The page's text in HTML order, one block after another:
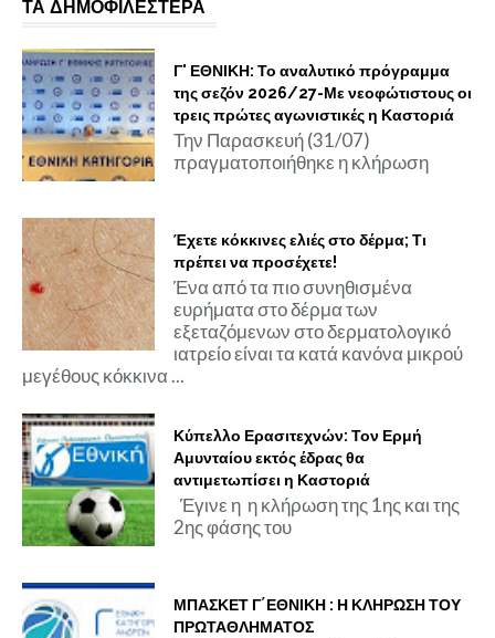
ΤΑ ΔΗΜΟΦΙΛΕΣΤΕΡΑ
Γ' ΕΘΝΙΚΗ: Το αναλυτικό πρόγραμμα
της σεζόν 2026/27-Με νεοφώτιστους οι
τρεις πρώτες αγωνιστικές η Καστοριά
Την Παρασκευή (31/07)
πραγματοποιήθηκε η κλήρωση
Έχετε κόκκινες ελιές στο δέρμα; Τι
πρέπει να προσέχετε!
Ένα από τα πιο συνηθισμένα
ευρήματα στο δέρμα των
εξεταζόμενων στο δερματολογικό
ιατρείο είναι τα κατά κανόνα μικρού
μεγέθους κόκκινα ...
Κύπελλο Ερασιτεχνών: Τον Ερμή
Αμυνταίου εκτός έδρας θα
αντιμετωπίσει η Καστοριά
Έγινε η η κλήρωση της 1ης και της
2ης φάσης του
ΜΠΑΣΚΕΤ Γ΄ΕΘΝΙΚΗ : Η ΚΛΗΡΩΣΗ ΤΟΥ
ΠΡΩΤΑΘΛΗΜΑΤΟΣ